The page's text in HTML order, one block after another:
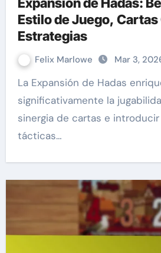
Estilo de Juego, Cartas
Estrategias
Felix Marlowe Mar 3,
La Expansión de Hadas enriquece
significativamente la
sinergia de cartas e
tácticas…